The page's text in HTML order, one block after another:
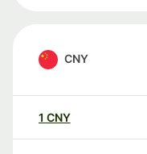
CNY
1 CNY